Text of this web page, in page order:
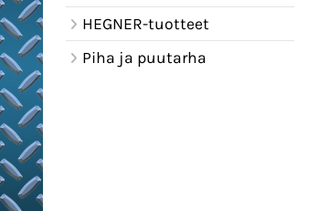
HEGNER-tuotteet
Piha ja puutarha